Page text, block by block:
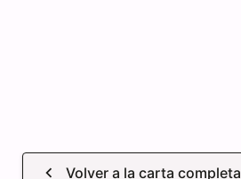
Volver a la carta completa